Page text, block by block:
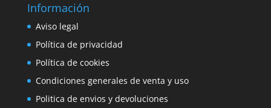
Información
Aviso legal
Política de privacidad
Política de cookies
Condiciones generales de venta y uso
Politica de envios y devoluciones